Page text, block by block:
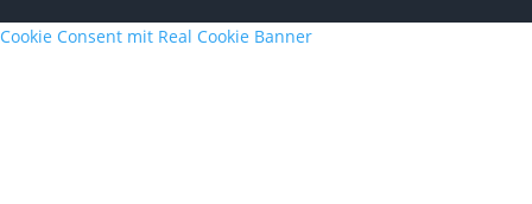
Cookie Consent mit Real Cookie Banner